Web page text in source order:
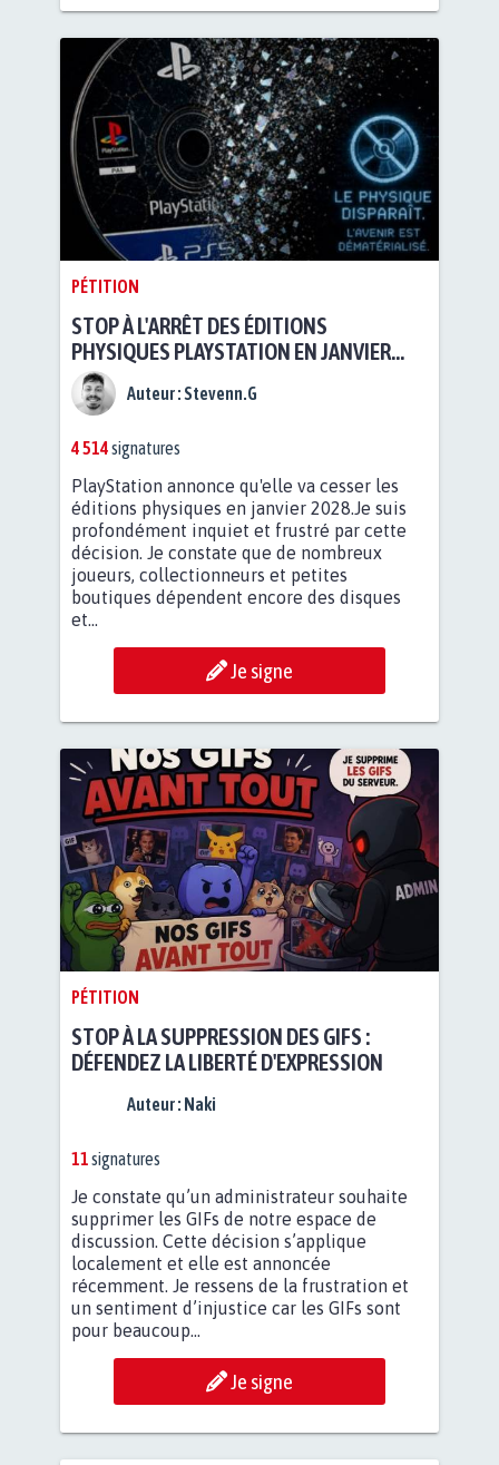
PÉTITION
STOP À L'ARRÊT DES ÉDITIONS
PHYSIQUES PLAYSTATION EN JANVIER
2028 - STOP PLAYSTATION'S PLAN TO END
PHYSICAL GAME EDITIONS IN JANUARY
Auteur :Stevenn.G
4 514signatures
PlayStation annonce qu'elle va cesser les
éditions physiques en janvier 2028.Je suis
profondément inquiet et frustré par cette
décision. Je constate que de nombreux
joueurs, collectionneurs et petites
boutiques dépendent encore des disques
et...
Je signe
PÉTITION
STOP À LA SUPPRESSION DES GIFS :
DÉFENDEZ LA LIBERTÉ D'EXPRESSION
Auteur : Naki
11signatures
Je constate qu’un administrateur souhaite
supprimer les GIFs de notre espace de
discussion. Cette décision s’applique
localement et elle est annoncée
récemment. Je ressens de la frustration et
un sentiment d’injustice car les GIFs sont
pour beaucoup...
Je signe